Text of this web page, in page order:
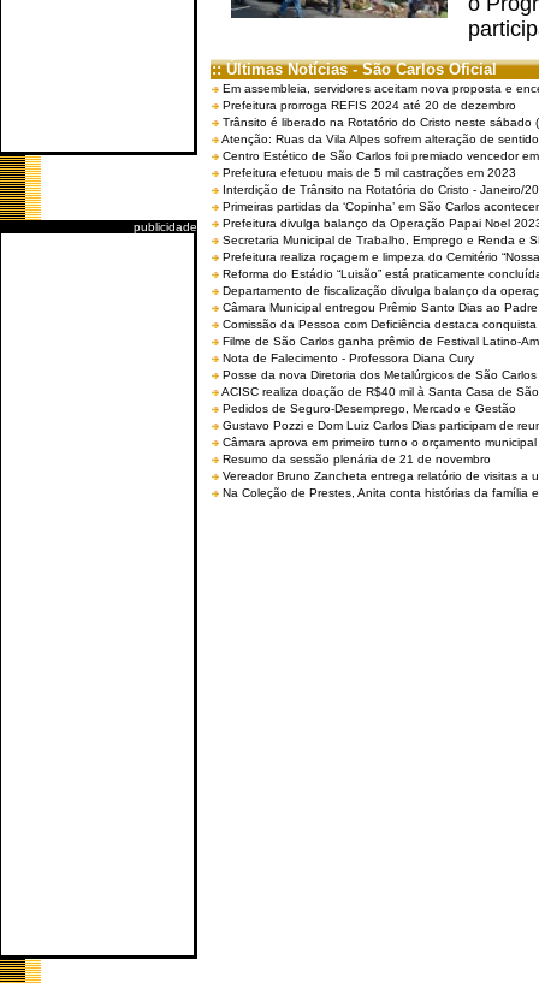
publicidade
:: Últimas Notícias - São Carlos Oficial
Em assembleia, servidores aceitam nova proposta e
Prefeitura prorroga REFIS 2024 até 20 de dezembro
Trânsito é liberado na Rotatório do Cristo neste sábado
Atenção: Ruas da Vila Alpes sofrem alteração de
Centro Estético de São Carlos foi premiado vencedor
Prefeitura efetuou mais de 5 mil castrações em 2023
Interdição de Trânsito na Rotatória do Cristo - Janeiro/
Primeiras partidas da ‘Copinha’ em São Carlos
Prefeitura divulga balanço da Operação Papai Noel
Secretaria Municipal de Trabalho, Emprego e Renda e
Prefeitura realiza roçagem e limpeza do Cemitério
Reforma do Estádio “Luisão” está praticamente
Departamento de fiscalização divulga balanço da
Câmara Municipal entregou Prêmio Santo Dias ao
Comissão da Pessoa com Deficiência destaca
Filme de São Carlos ganha prêmio de Festival Latino-
Nota de Falecimento - Professora Diana Cury
Posse da nova Diretoria dos Metalúrgicos de São
ACISC realiza doação de R$40 mil à Santa Casa de
Pedidos de Seguro-Desemprego, Mercado e Gestão
Gustavo Pozzi e Dom Luiz Carlos Dias participam de
Câmara aprova em primeiro turno o orçamento
Resumo da sessão plenária de 21 de novembro
Vereador Bruno Zancheta entrega relatório de visitas a
Na Coleção de Prestes, Anita conta histórias da família